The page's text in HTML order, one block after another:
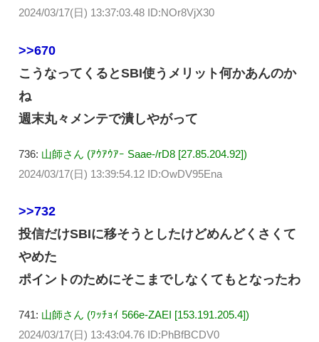
2024/03/17(日) 13:37:03.48 ID:NOr8VjX30
>>670
こうなってくるとSBI使うメリット何かあんのか
ね
週末丸々メンテで潰しやがって
736: 山師さん (ｱｳｱｳｱｰ Saae-/rD8 [27.85.204.92])
2024/03/17(日) 13:39:54.12 ID:OwDV95Ena
>>732
投信だけSBIに移そうとしたけどめんどくさくて
やめた
ポイントのためにそこまでしなくてもとなったわ
741: 山師さん (ﾜｯﾁｮｲ 566e-ZAEI [153.191.205.4])
2024/03/17(日) 13:43:04.76 ID:PhBfBCDV0